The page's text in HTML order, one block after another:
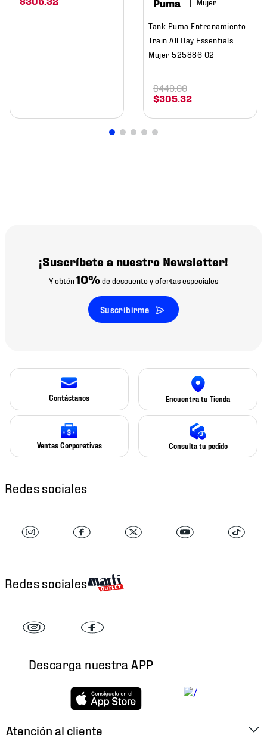
Tank Puma Entrenamiento
Train All Day Essentials
Mujer 525886 02
$305.32
$449.00
¡Suscríbete a nuestro Newsletter!
Y obtén10% de descuento y ofertas especiales
Suscribirme
Contáctanos Encuentra tu Tienda
Ventas Corporativas Consulta tu pedido
Redes sociales
Redes sociales
Descarga nuestra APP
Atención al cliente